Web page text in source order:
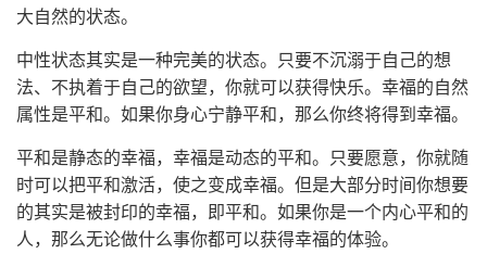
大自然的状态。
中性状态其实是一种完美的状态。只要不沉溺于自己的想
法、不执着于自己的欲望，你就可以获得快乐。幸福的自然
属性是平和。如果你身心宁静平和，那么你终将得到幸福。
平和是静态的幸福，幸福是动态的平和。只要愿意，你就随
时可以把平和激活，使之变成幸福。但是大部分时间你想要
的其实是被封印的幸福，即平和。如果你是一个内心平和的
人，那么无论做什么事你都可以获得幸福的体验。